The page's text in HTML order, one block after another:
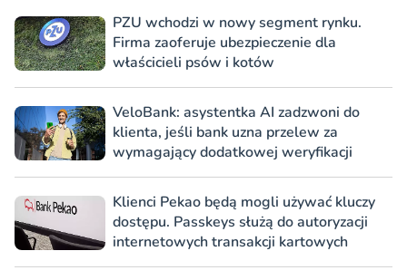
PZU wchodzi w nowy segment rynku.
Firma zaoferuje ubezpieczenie dla
właścicieli psów i kotów
VeloBank: asystentka AI zadzwoni do
klienta, jeśli bank uzna przelew za
wymagający dodatkowej weryfikacji
Klienci Pekao będą mogli używać kluczy
dostępu. Passkeys służą do autoryzacji
internetowych transakcji kartowych